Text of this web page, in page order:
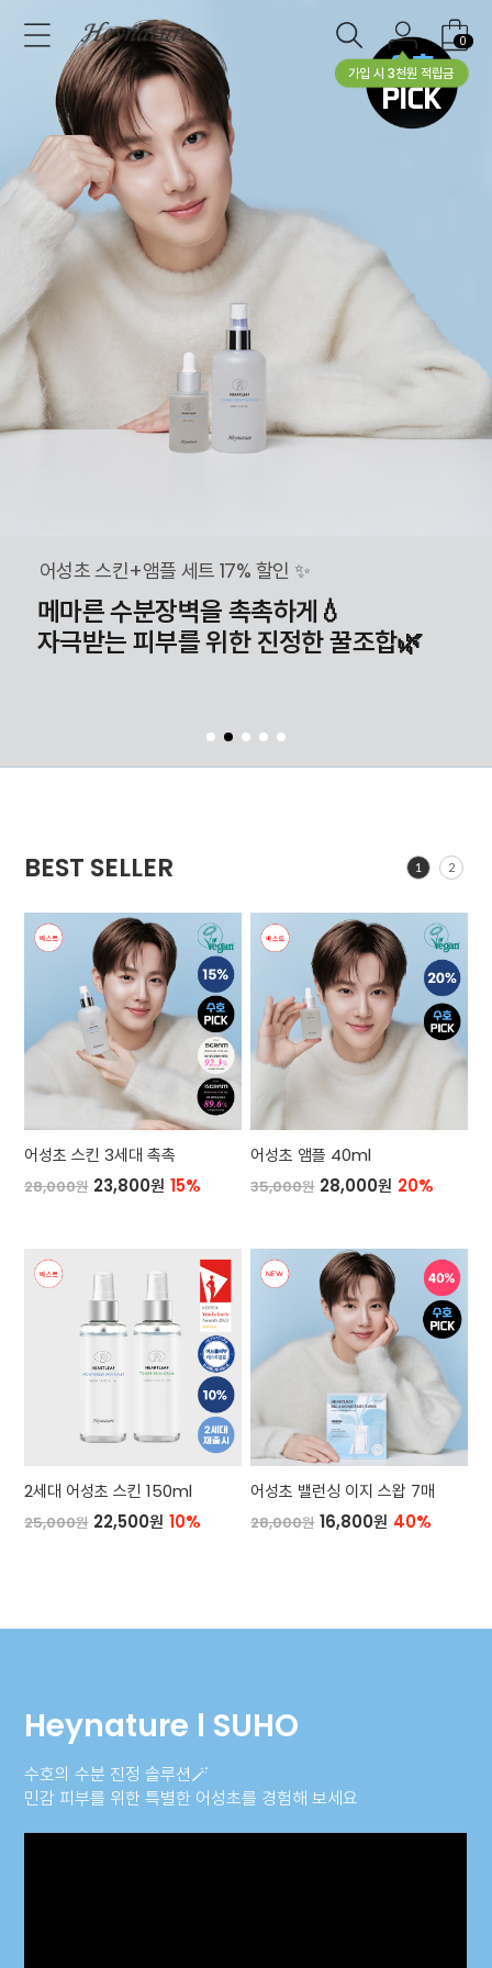
가입 시 3천원 적립금
0
앰플 세트 17% 할인 ✨
분장벽을 촉촉하게💧
피부를 위한 진정한 꿀조합🌿
BEST SELLER 1 2
어성초 스킨 3세대 촉촉
28,000원 23,800원 15%
어성초 앰플 40ml
35,000원 28,000원 20%
2세대 어성초 스킨 150ml
25,000원 22,500원 10%
어성초 밸런싱 이지 스왑 7매
28,000원 16,800원 40%
Heynature l SUHO
수호의 수분 진정 솔루션🪄
민감 피부를 위한 특별한 어성초를 경험해 보세요